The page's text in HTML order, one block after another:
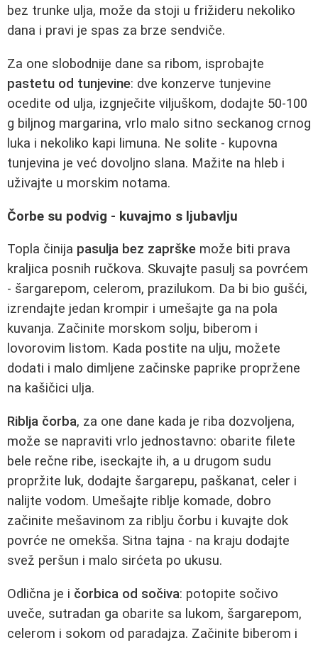
bez trunke ulja, može da stoji u frižideru nekoliko
dana i pravi je spas za brze sendviče.
Za one slobodnije dane sa ribom, isprobajte
pastetu od tunjevine: dve konzerve tunjevine
ocedite od ulja, izgnječite viljuškom, dodajte 50-100
g biljnog margarina, vrlo malo sitno seckanog crnog
luka i nekoliko kapi limuna. Ne solite - kupovna
tunjevina je već dovoljno slana. Mažite na hleb i
uživajte u morskim notama.
Čorbe su podvig - kuvajmo s ljubavlju
Topla činija pasulja bez zaprške može biti prava
kraljica posnih ručkova. Skuvajte pasulj sa povrćem
- šargarepom, celerom, prazilukom. Da bi bio gušći,
izrendajte jedan krompir i umešajte ga na pola
kuvanja. Začinite morskom solju, biberom i
lovorovim listom. Kada postite na ulju, možete
dodati i malo dimljene začinske paprike proprženе
na kašičici ulja.
Riblja čorba, za one dane kada je riba dozvoljena,
može se napraviti vrlo jednostavno: obarite filete
bele rečne ribe, iseckajte ih, a u drugom sudu
propržite luk, dodajte šargarepu, paškanat, celer i
nalijte vodom. Umešajte riblje komade, dobro
začinite mešavinom za riblju čorbu i kuvajte dok
povrće ne omekša. Sitna tajna - na kraju dodajte
svež peršun i malo sirćeta po ukusu.
Odlična je i čorbica od sočiva: potopite sočivo
uveče, sutradan ga obarite sa lukom, šargarepom,
celerom i sokom od paradajza. Začinite biberom i